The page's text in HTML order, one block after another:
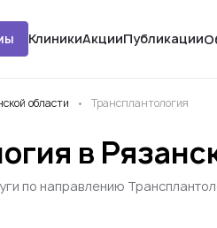
КлиникиАкцииПубликации
области Трансплантология
в
по направлению